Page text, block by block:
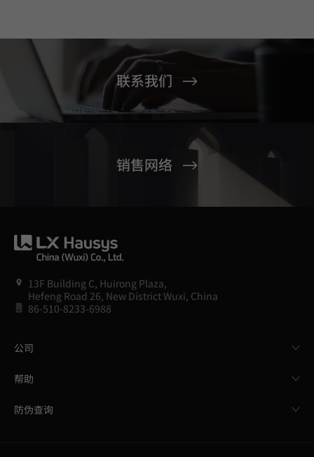
联系我们
销售网络
13F Building C, Huirong Plaza,
Hefeng Road 26, New District Wuxi, China
86-510-8233-6988
公司
帮助
防伪查询